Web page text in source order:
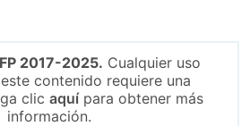
2017-2025. Cualquier uso
contenido requiere una
clic aquípara obtener más
información.